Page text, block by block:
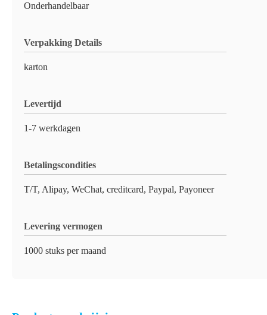
Onderhandelbaar
Verpakking Details
karton
Levertijd
1-7 werkdagen
Betalingscondities
T/T, Alipay, WeChat, creditcard, Paypal, Payoneer
Levering vermogen
1000 stuks per maand